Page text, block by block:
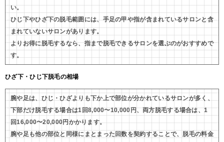
い。
ひじ下やひざ下の脱毛範囲には、手足の甲や指が含まれているサロンと含
まれていないサロンがあります。
よりお得に脱毛するなら、指まで脱毛できるサロンを選ぶのがおすすめで
す。
ひざ下・ひじ下脱毛の相場
腕や足は、ひじ・ひざよりも下か上で部位が分かれているサロンが多く、
下部だけ脱毛する場合は1回8,000〜10,000円、両方脱毛する場合は、1
回16,000〜20,000円かかります。
腕や足も他の部位と同様にまとまった回数を契約することで、脱毛の料金